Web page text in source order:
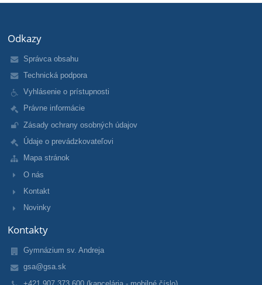
Odkazy
Správca obsahu
Technická podpora
Vyhlásenie o prístupnosti
Právne informácie
Zásady ochrany osobných údajov
Údaje o prevádzkovateľovi
Mapa stránok
O nás
Kontakt
Novinky
Kontakty
Gymnázium sv. Andreja
gsa@gsa.sk